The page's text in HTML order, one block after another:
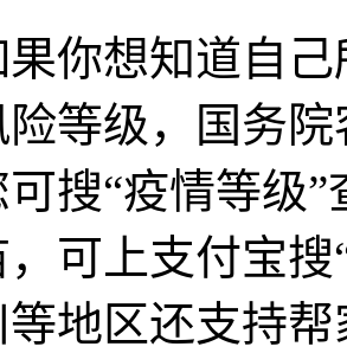
果你想知道自
险等级，国务
搜“疫情等级
可上支付宝
地区还支持